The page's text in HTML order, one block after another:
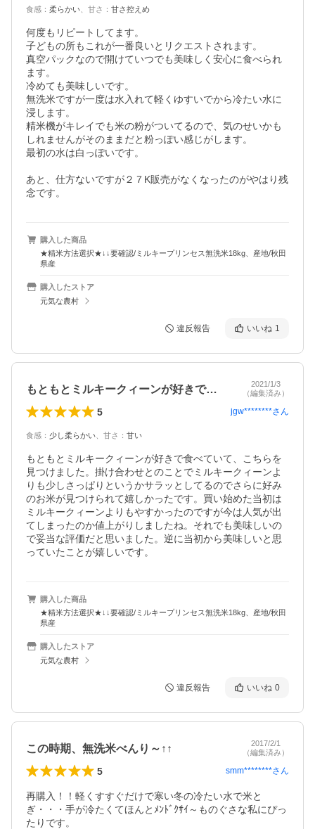
食感 ： 柔らかい 甘さ ： 甘さ控えめ
何度もリピートしてます。
子どもの所もこれが一番良いとリクエストされます。
真空パックなので開けていつでも美味しく安心に食べられ
ます。
冷めても美味しいです。
無洗米ですが一度は水入れて軽くゆすいでから冷たい水に
浸します。
精米機がキレイでも米の粉がついてるので、気のせいかも
しれませんがそのままだと粉っぽい感じがします。
最初の水は白っぽいです。
あと、仕方ないですが２７K販売がなくなったのがやはり残
念です。
購入した商品
★精米方法選択★↓↓要確認/ミルキープリンセス無洗米18kg、産地/秋田
県産
購入したストア
元気な農村
違反報告 いいね 1
もともとミルキークィーンが好きで食べ…
2021/1/3
（編集済み）
5 jgw********さん
食感 ： 少し柔らかい 甘さ ： 甘い
もともとミルキークィーンが好きで食べていて、こちらを
見つけました。掛け合わせとのことでミルキークィーンよ
りも少しさっぱりというかサラッとしてるのでさらに好み
のお米が見つけられて嬉しかったです。買い始めた当初は
ミルキークィーンよりもやすかったのですが今は人気が出
てしまったのか値上がりしましたね。それでも美味しいの
で妥当な評価だと思いました。逆に当初から美味しいと思
っていたことが嬉しいです。
購入した商品
★精米方法選択★↓↓要確認/ミルキープリンセス無洗米18kg、産地/秋田
県産
購入したストア
元気な農村
違反報告 いいね 0
この時期、無洗米べんり～↑↑
2017/2/1
（編集済み）
5 smm********さん
再購入！！軽くすすぐだけで寒い冬の冷たい水で米と
ぎ・・・手が冷たくてほんとﾒﾝﾄﾞｸｻｲ～ものぐさな私にぴっ
たりです。